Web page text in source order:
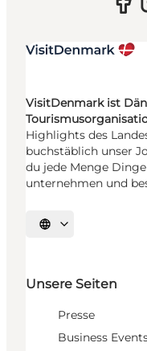
VisitDenmark ist
Highlights des
buchstäblich unser
du jede Menge
unternehmen und
Sprache auswählen
Unsere Seiten
Presse
Business